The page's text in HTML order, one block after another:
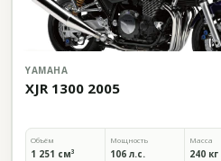
YAMAHA
XJR 1300 2005
Объём
1 251 см³
Мощность
106 л.с.
Масса
240 кг